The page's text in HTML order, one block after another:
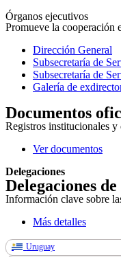
Órganos ejecutivos
Promueve la cooperación
Dirección General
Subsecretaría de
Subsecretaría de
Galería de
Documentos
Registros institucionales
Ver documentos
Delegaciones
Delegaciones
Información clave sobre
Más detalles
Uruguay